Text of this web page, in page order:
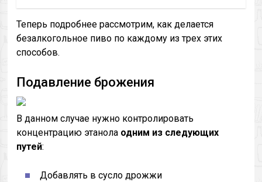
Теперь подробнее рассмотрим, как делается
безалкогольное пиво по каждому из трех этих
способов.
Подавление брожения
В данном случае нужно контролировать
концентрацию этанола одним из следующих
путей:
Добавлять в сусло дрожжи